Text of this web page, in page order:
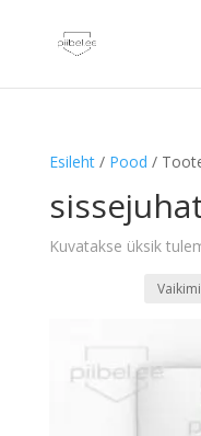
Esileht/ Pood /
Kuvatakse üksik